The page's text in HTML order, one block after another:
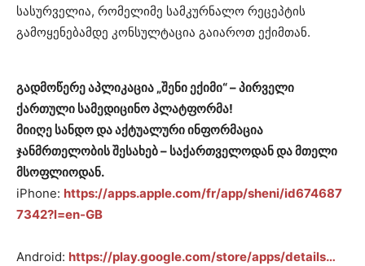
სასურველია, რომელიმე სამკურნალო რეცეპტის
გამოყენებამდე კონსულტაცია გაიაროთ ექიმთან.
გადმოწერე აპლიკაცია „შენი ექიმი“ – პირველი
ქართული სამედიცინო პლატფორმა!
მიიღე სანდო და აქტუალური ინფორმაცია
ჯანმრთელობის შესახებ – საქართველოდან და მთელი
მსოფლიოდან.
iPhone: https://apps.apple.com/fr/app/sheni/id674687
7342?l=en-GB
Android: https://play.google.com/store/apps/details…